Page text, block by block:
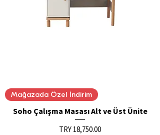
Mağazada Özel İndirim
Soho Çalışma Masası Alt ve Üst Ünite
Price
TRY 18,750.00